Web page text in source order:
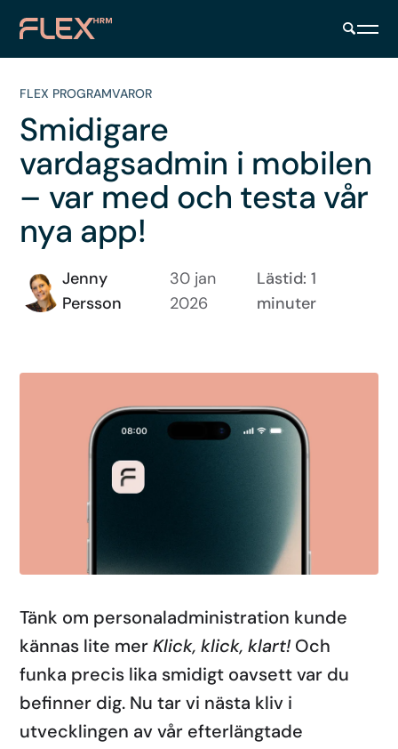
FLEX PROGRAMVAROR
Smidigare
vardagsadmin i mobilen
– var med och testa vår
nya app!
Jenny
Persson
30 jan
2026
Lästid: 1
minuter
Tänk om personaladministration kunde
kännas lite merKlick, klick, klart! Och
funka precis lika smidigt oavsett var du
befinner dig. Nu tar vi nästa kliv i
utvecklingen av vår efterlängtade